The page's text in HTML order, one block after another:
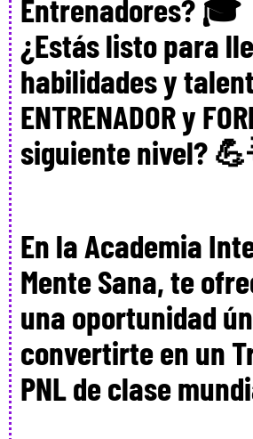
Entrenadores? 🎓
¿Estás listo para
habilidades y
ENTRENADOR y
siguiente nivel?
En la Academia
Mente Sana, te
una oportunidad
convertirte en un
PNL de clase